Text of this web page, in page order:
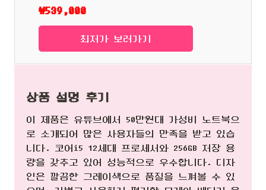
₩539,000
최저가 보러가기
상품 설명 후기
이 제품은 유튜브에서 50만원대 가성비 노트북으
로 소개되어 많은 사용자들의 만족을 받고 있습
니다. 코어i5 12세대 프로세서와 256GB 저장 용
량을 갖추고 있어 성능적으로 우수합니다. 디자
인은 깔끔한 그레이색으로 품질을 느껴볼 수 있